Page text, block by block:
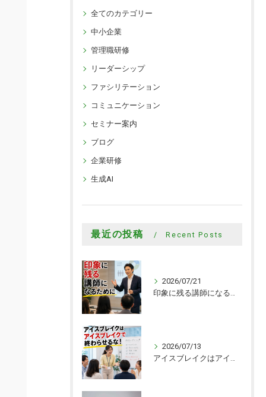
全てのカテゴリー
中小企業
管理職研修
リーダーシップ
ファシリテーション
コミュニケーション
セミナー案内
ブログ
企業研修
生成AI
最近の投稿 Recent Posts
2026/07/21
2026/07/13